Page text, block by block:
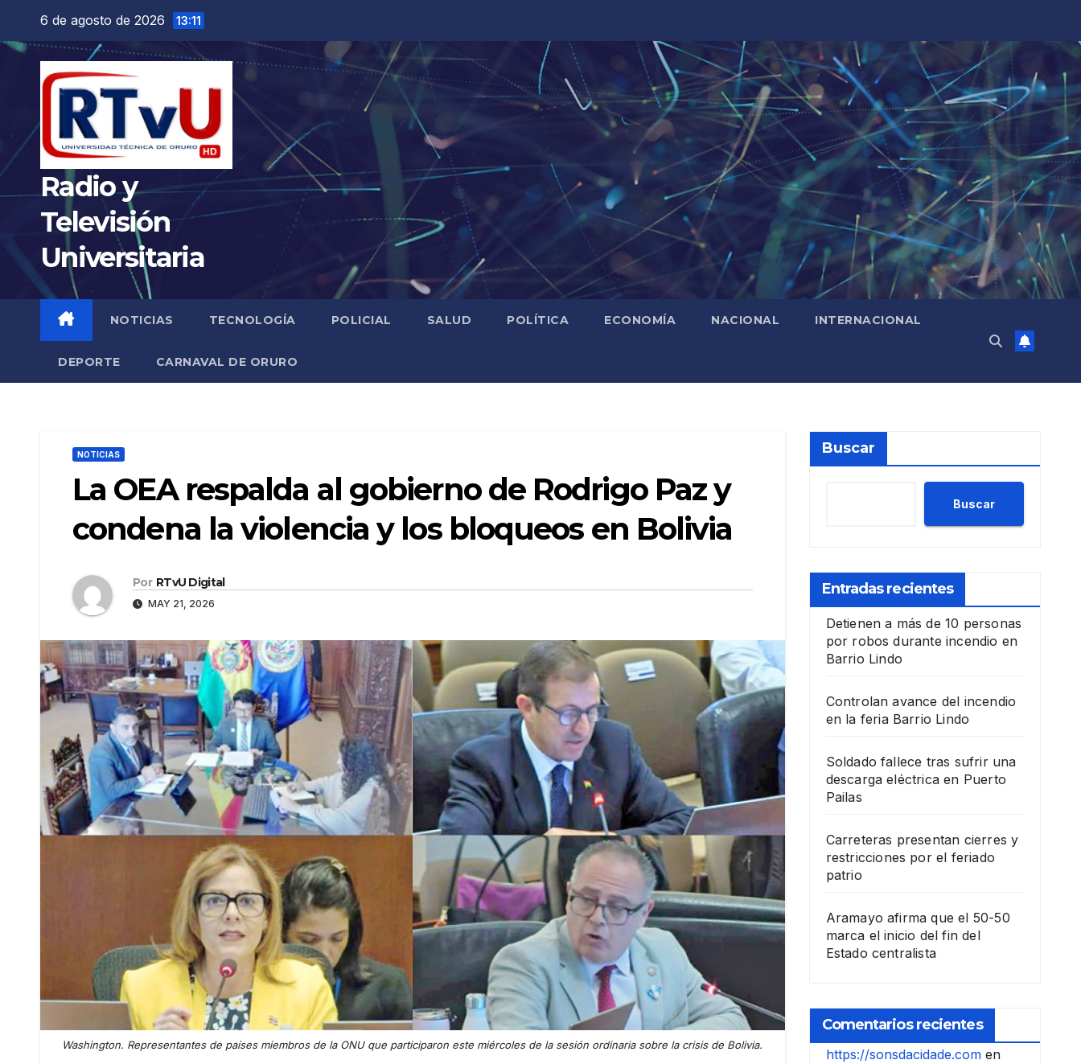
contenido
6 de agosto de 2026 13:11
Radio y
Televisión
Universitaria
NOTICIAS TECNOLOGÍA POLICIAL SALUD POLÍTICA ECONOMÍA NACIONAL INTERNACIONAL
DEPORTE CARNAVAL DE ORURO
NOTICIAS
La OEA respalda al gobierno de Rodrigo Paz y
condena la violencia y los bloqueos en Bolivia
Por RTvU Digital
MAY 21, 2026
Washington. Representantes de países miembros de la ONU que participaron este miércoles de la sesión ordinaria sobre la crisis de Bolivia.
Buscar
Buscar
Entradas recientes
Detienen a más de 10 personas
por robos durante incendio en
Barrio Lindo
Controlan avance del incendio
en la feria Barrio Lindo
Soldado fallece tras sufrir una
descarga eléctrica en Puerto
Pailas
Carreteras presentan cierres y
restricciones por el feriado
patrio
Aramayo afirma que el 50-50
marca el inicio del fin del
Estado centralista
Comentarios recientes
https://sonsdacidade.comen